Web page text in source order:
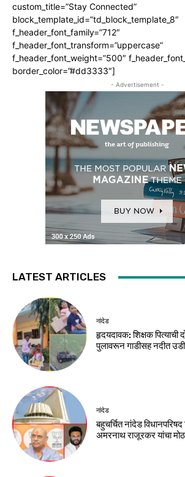
custom_title=”Stay Connected”
block_template_id=”td_block_template_8″
f_header_font_family=”712″
f_header_font_transform=”uppercase”
f_header_font_weight=”500″
border_color=”#dd3333″]
- Advertisement -
LATEST ARTICLES
नांदेड
हृदयदावक: शिक्षक पित्याची
पुलावरून गाडीसह नदीत
नांदेड
बहुचर्चित नांदेड
अमरनाथ राजूरकर यांचा